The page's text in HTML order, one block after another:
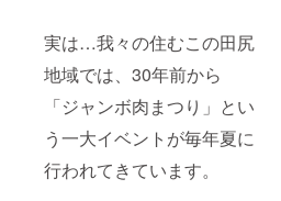
実は…我々の住むこの田尻
地域では、30年前から
「ジャンボ肉まつり」とい
う一大イベントが毎年夏に
行われてきています。